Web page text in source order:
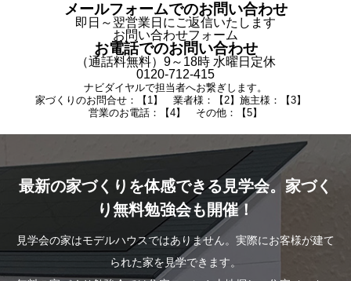
メールフォームでのお問い合わせ
即日～翌営業日にご返信いたします
お問い合わせフォーム
お電話でのお問い合わせ
（通話料無料）9～18時 水曜日定休
0120-712-415
ナビダイヤルで担当者へお繋ぎします。
家づくりのお問合せ：【1】 業者様：【2】施主様：【3】
営業のお電話：【4】 その他：【5】
最新の家づくりを体感できる見学会。家づく
り無料勉強会も開催！
見学会の家はモデルハウスではありません。実際にお客様が建て
られた家を見学できます。